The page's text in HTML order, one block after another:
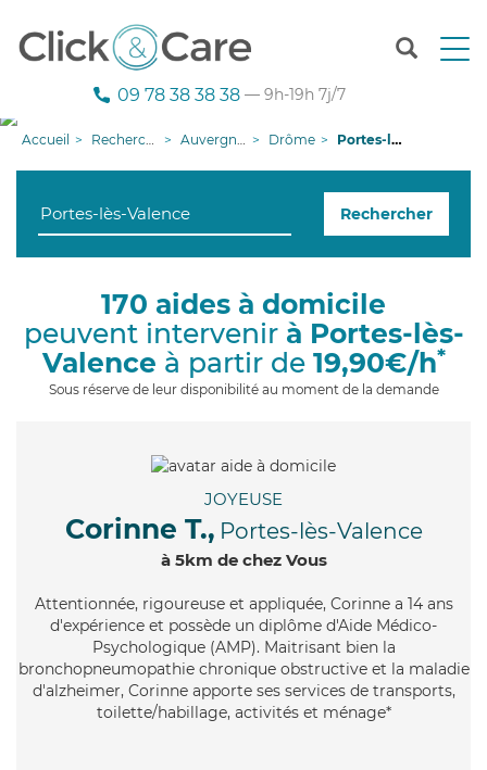
T
n
g
i
09 78 38 38 38 — 9h-19h 7j/7
Accueil Recherche aide à domicile Auvergne-Rhône-Alpes Drôme Portes-lès-Valence
Rechercher
170 aides à domicile
peuvent intervenir à Portes-lès-
Valence à partir de 19,90€/h*
Sous réserve de leur disponibilité au moment de la demande
JOYEUSE
Corinne T., Portes-lès-Valence
à 5km de chez Vous
Attentionnée, rigoureuse et appliquée, Corinne a 14 ans
d'expérience et possède un diplôme d'Aide Médico-
Psychologique (AMP). Maitrisant bien la
bronchopneumopathie chronique obstructive et la maladie
d'alzheimer, Corinne apporte ses services de transports,
toilette/habillage, activités et ménage*